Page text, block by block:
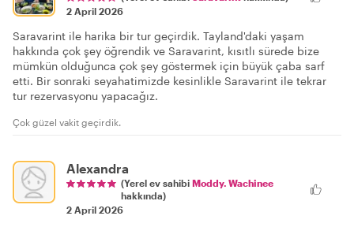
2 April 2026
Saravarint ile harika bir tur geçirdik. Tayland'daki yaşam
hakkında çok şey öğrendik ve Saravarint, kısıtlı sürede bize
mümkün olduğunca çok şey göstermek için büyük çaba sarf
etti. Bir sonraki seyahatimizde kesinlikle Saravarint ile tekrar
tur rezervasyonu yapacağız.
Çok güzel vakit geçirdik.
Alexandra
(Yerel ev sahibi Moddy. Wachinee
hakkında)
2 April 2026